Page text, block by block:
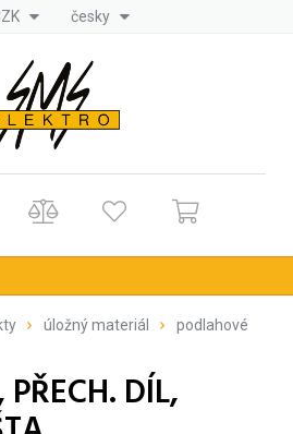
česky
úložný materiál
podlahové
DÍL,